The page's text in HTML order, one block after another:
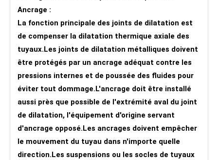
Ancrage :
La fonction principale des joints de dilatation est
de compenser la dilatation thermique axiale des
tuyaux.Les joints de dilatation métalliques doivent
être protégés par un ancrage adéquat contre les
pressions internes et de poussée des fluides pour
éviter tout dommage.L'ancrage doit être installé
aussi près que possible de l'extrémité aval du joint
de dilatation, l'équipement d'origine servant
d'ancrage opposé.Les ancrages doivent empêcher
le mouvement du tuyau dans n'importe quelle
direction.Les suspensions ou les socles de tuyaux